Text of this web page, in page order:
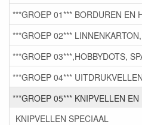
***GROEP 01*** BORDUREN EN
***GROEP 02***
***GROEP 03***,HOBBYDOTS,
***GROEP 04***
***GROEP 05*** KNIPVELLEN EN
KNIPVELLEN SPECIAAL